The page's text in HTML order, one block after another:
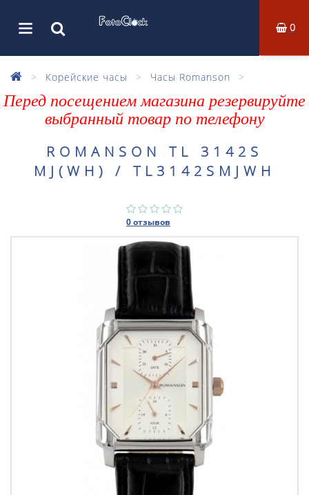
0
Корейские часы Часы Romanson
Перед посещением магазина резервируйте
выбранный товар по телефону
ROMANSON TL 3142S
MJ(WH) / TL3142SMJWH
0 отзывов